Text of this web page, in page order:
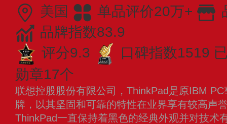
美国
单品评价20万+
品牌指数83.9
评分9.3
口碑指数1519
勋章17个
联想控股股份有限公司，ThinkPad是原IBM
牌，以其坚固和可靠的特性在业界享有较高声
ThinkPad一直保持着黑色的经典外观并对技术